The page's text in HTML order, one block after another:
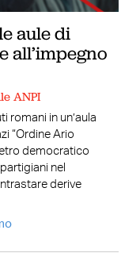
aule di
all’impegno
ANPI
romani in un’aula
“Ordine Ario
democratico
nel
derive